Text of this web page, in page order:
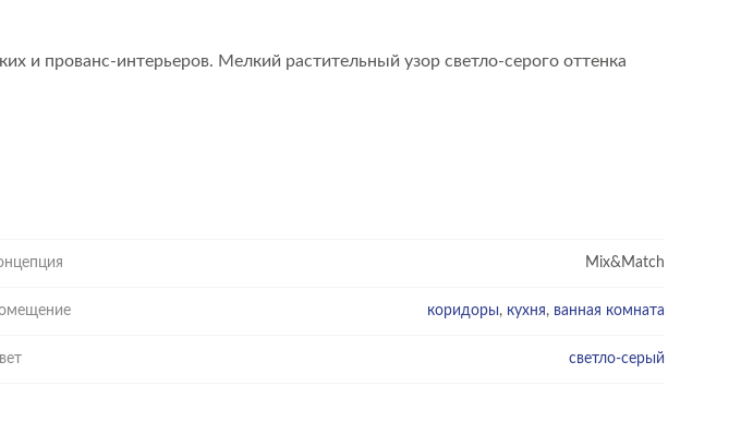
и прованс-интерьеров. Мелкий растительный узор светло-серого оттенка
Mix&Match
коридоры, кухня, ванная комната
светло-серый